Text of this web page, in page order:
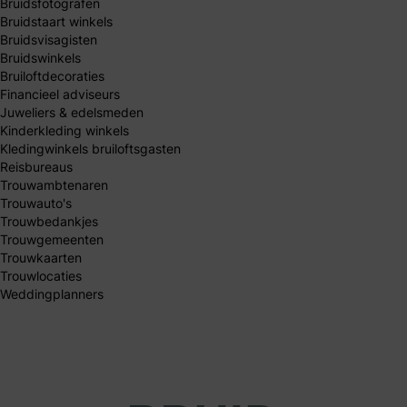
Bruidsfotografen
Bruidstaart winkels
Bruidsvisagisten
Bruidswinkels
Bruiloftdecoraties
Financieel adviseurs
Juweliers & edelsmeden
Kinderkleding winkels
Kledingwinkels bruiloftsgasten
Reisbureaus
Trouwambtenaren
Trouwauto's
Trouwbedankjes
Trouwgemeenten
Trouwkaarten
Trouwlocaties
Weddingplanners